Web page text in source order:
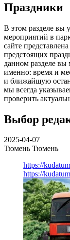
Праздники
В этом разделе вы
мероприятий в
сайте
предстоящих
данном разделе
именно: время и
и ближайшую
мы всегда
проверить
Выбор
2025-04-07
Тюмень Тюмень
https://
https://